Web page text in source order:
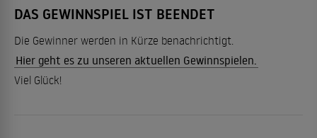
DAS GEWINNSPIEL IST BEENDET
Die Gewinner werden in Kürze benachrichtigt.
Hier geht es zu unseren aktuellen Gewinnspielen.
Viel Glück!